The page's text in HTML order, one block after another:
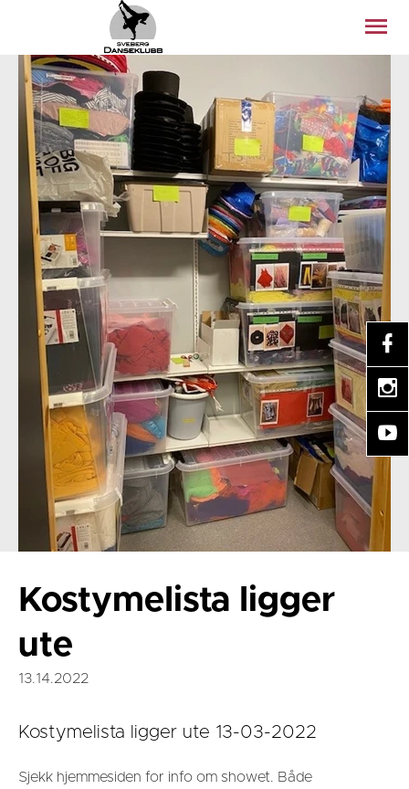
Kostymelista ligger
ute
13.14.2022
Kostymelista ligger ute 13-03-2022
Sjekk hjemmesiden for info om showet. Både